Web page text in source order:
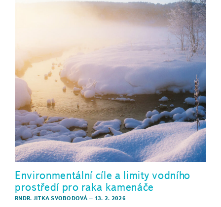
Environmentální cíle a limity vodního
prostředí pro raka kamenáče
RNDR. JITKA SVOBODOVÁ– 13. 2. 2026